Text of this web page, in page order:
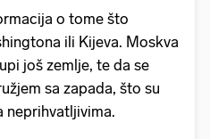
o tome što
ili Kijeva. Moskva
još zemlje, te da se
sa zapada, što su
neprihvatljivima.